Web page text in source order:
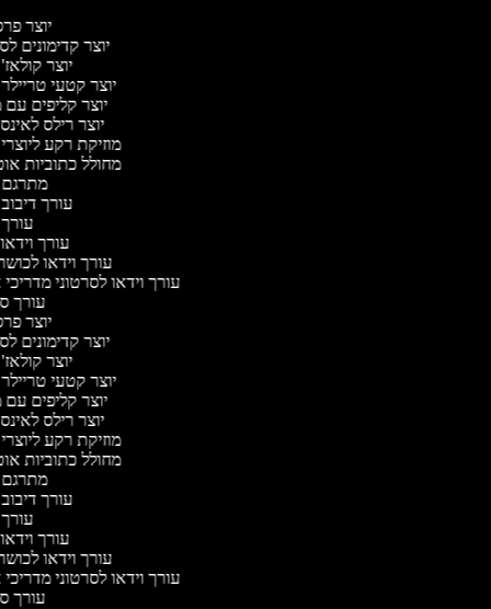
יוצר
יוצר קדימונים
יוצר
יוצר קטעי
יוצר קליפים
יוצר רילס
מוזיקת רקע
מחולל כתוביות
עורך
עורך
עורך וידאו
עורך וידאו לסרטוני
עורך
יוצר
יוצר קדימונים
יוצר
יוצר קטעי
יוצר קליפים
יוצר רילס
מוזיקת רקע
מחולל כתוביות
עורך
עורך
עורך וידאו
עורך וידאו לסרטוני
עורך